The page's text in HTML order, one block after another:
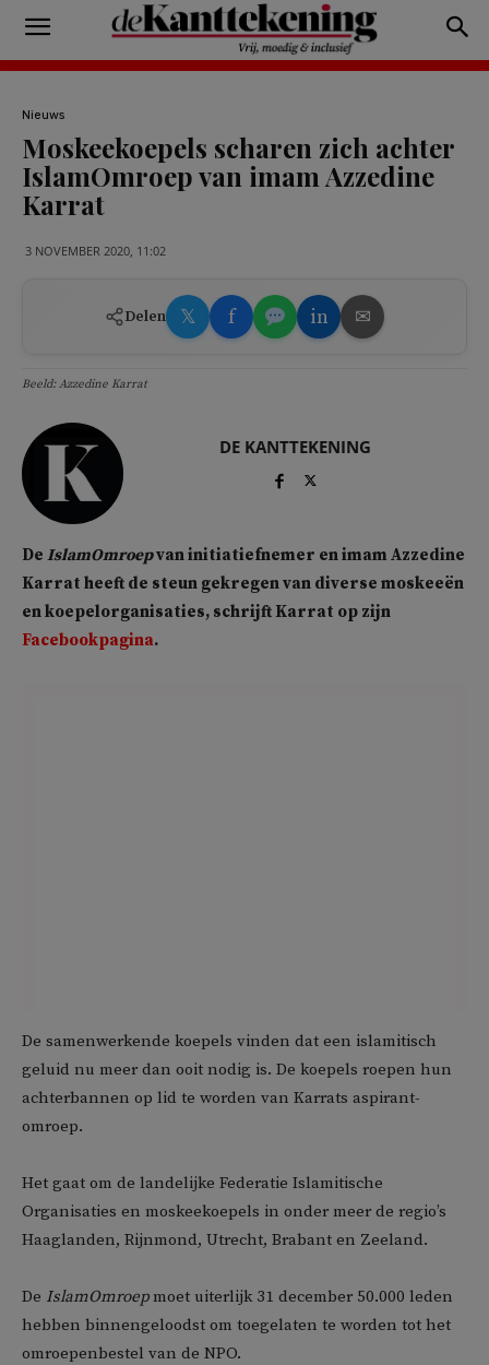
Nieuws
Moskeekoepels scharen zich achter
IslamOmroep van imam Azzedine
Karrat
3 NOVEMBER 2020, 11:02
Delen 𝕏 f in ✉
Beeld: Azzedine Karrat
DE KANTTEKENING
De IslamOmroepvan initiatiefnemer en imam Azzedine
Karrat heeft de steun gekregen van diverse moskeeën
en koepelorganisaties, schrijft Karrat op zijn
Facebookpagina.
De samenwerkende koepels vinden dat een islamitisch
geluid nu meer dan ooit nodig is. De koepels roepen hun
achterbannen op lid te worden van Karrats aspirant-
omroep.
Het gaat om de landelijke Federatie Islamitische
Organisaties en moskeekoepels in onder meer de regio’s
Haaglanden, Rijnmond, Utrecht, Brabant en Zeeland.
De IslamOmroepmoet uiterlijk 31 december 50.000 leden
hebben binnengeloodst om toegelaten te worden tot het
omroepenbestel van de NPO.